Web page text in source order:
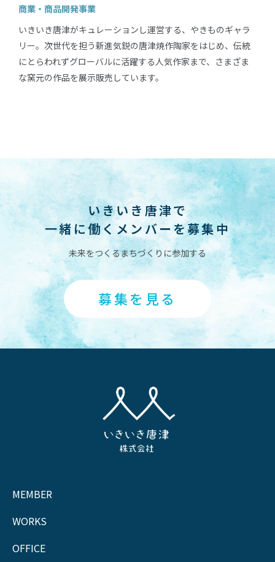
商業・商品開発事業
いきいき唐津がキュレーションし運営する、やきものギャラ
リー。次世代を担う新進気鋭の唐津焼作陶家をはじめ、伝統
にとらわれずグローバルに活躍する人気作家まで、さまざま
な窯元の作品を展示販売しています。
いきいき唐津で
一緒に働くメンバーを募集中
未来をつくるまちづくりに参加する
募集を見る
MEMBER
WORKS
OFFICE